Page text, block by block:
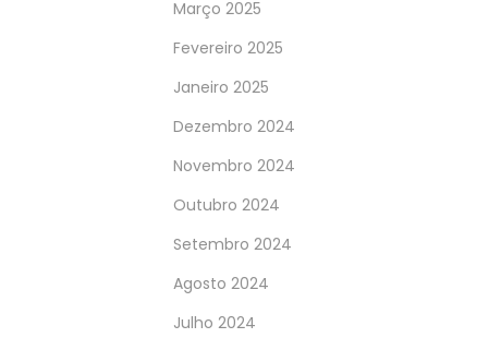
Março 2025
Fevereiro 2025
Janeiro 2025
Dezembro 2024
Novembro 2024
Outubro 2024
Setembro 2024
Agosto 2024
Julho 2024